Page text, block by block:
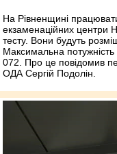
На Рівненщині
екзаменаційних центри
тесту. Вони будуть
Максимальна
072. Про це повідомив
ОДА Сергій Подолін.